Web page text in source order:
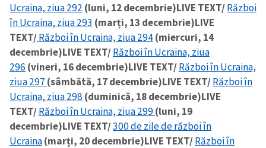
Ucraina, ziua 292 (luni, 12 decembrie)LIVE TEXT/Război
în Ucraina, ziua 293 (marți, 13 decembrie)LIVE
TEXT/Război în Ucraina, ziua 294(miercuri, 14
decembrie)LIVE TEXT/Război în Ucraina, ziua
296 (vineri, 16 decembrie)LIVE TEXT/Război în Ucraina,
ziua 297 (sâmbătă, 17 decembrie)LIVE TEXT/Război în
Ucraina, ziua 298 (duminică, 18 decembrie)LIVE
TEXT/Război în Ucraina, ziua 299(luni, 19
decembrie)LIVE TEXT/300 de zile de război în
Ucraina(marți, 20 decembrie)LIVE TEXT/Război în